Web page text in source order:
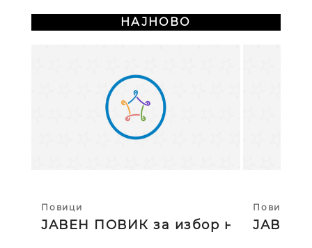
НАЈНОВО
Повици
ЈАВЕН ПОВИК за избор на тројца
Повици
ЈАВЕН